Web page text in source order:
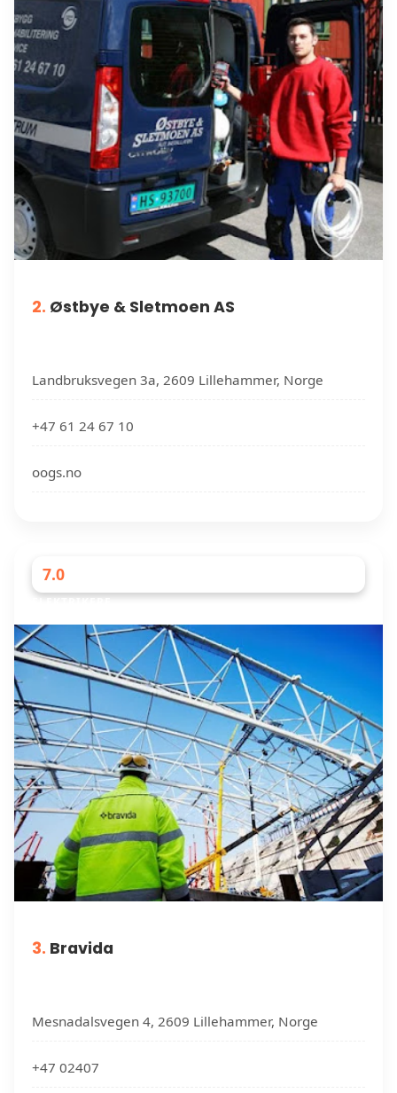
2. Østbye & Sletmoen AS
Landbruksvegen 3a, 2609 Lillehammer, Norge
+47 61 24 67 10
oogs.no
7.0
3. Bravida
Mesnadalsvegen 4, 2609 Lillehammer, Norge
+47 02407